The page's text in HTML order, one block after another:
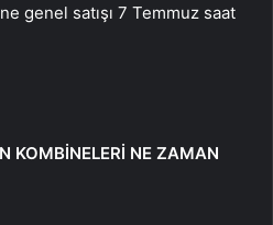
genel satışı 7 Temmuz saat
KOMBİNELERİ NE ZAMAN